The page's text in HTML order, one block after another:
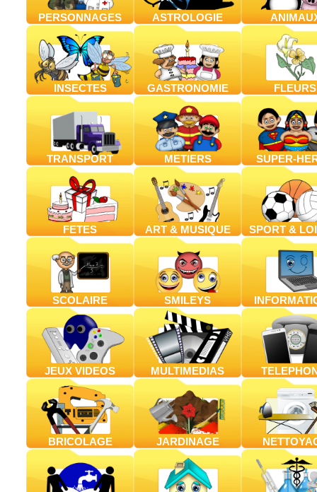
PERSONNAGES ASTROLOGIE
INSECTES GASTRONOMIE FLEURS
TRANSPORT METIERS SUPER-
FETES ART & MUSIQUE SPORT &
SCOLAIRE SMILEYS
JEUX VIDEOS MULTIMEDIAS
BRICOLAGE JARDINAGE